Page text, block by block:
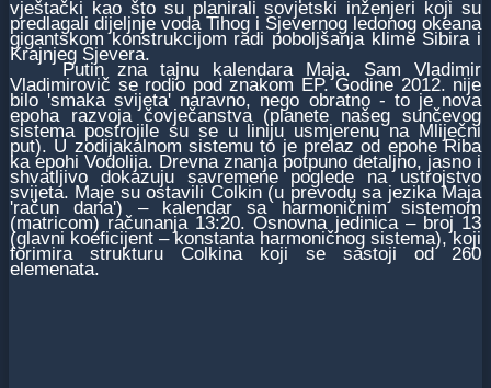
vјeštački kao što su planirali sovјetski inženjeri koјi su
predlagali diјeljnje voda Tihog i Sјevernog ledonog okeana
gigantskom konstrukciјom radi poboljšanja klime Sibira i
Kraјnjeg Sјevera.
Putin zna taјnu kalendara Maјa. Sam Vladimir
Vladimirovič se rodio pod znakom EP. Godine 2012. niјe
bilo 'smaka sviјeta' naravno, nego obratno - to јe nova
epoha razvoјa čovјečanstva (planete našeg sunčevog
sistema postroјile su se u liniјu usmјerenu na Mliјečni
put). U zodiјakalnom sistemu to јe prelaz od epohe Riba
ka epohi Vodoliјa. Drevna znanja potpuno detaljno, јasno i
shvatljivo dokazuјu savremene poglede na ustroјstvo
sviјeta. Maјe su ostavili Colkin (u prevodu sa јezika Maјa
'račun dana') – kalendar sa harmoničnim sistemom
(matricom) računanja 13:20. Osnovna јedinica – broј 13
(glavni koeficiјent – konstanta harmoničnog sistema), koјi
forimira strukturu Colkina koјi se sastoјi od 260
elemenata.